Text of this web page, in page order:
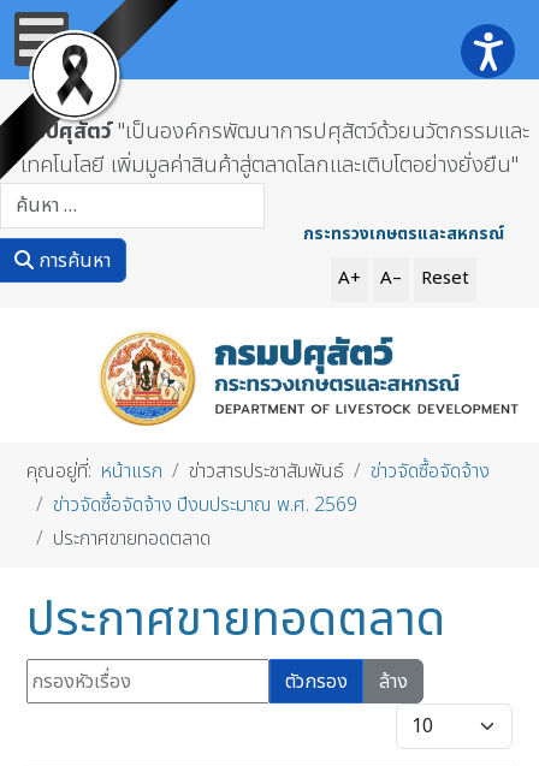
กรมปศุสัตว์"เป็นองค์กรพัฒนาการปศุสัตว์ด้วยนวัตกรรมและ
เทคโนโลยี เพิ่มมูลค่าสินค้าสู่ตลาดโลกและเติบโตอย่างยั่งยืน"
การค้นหา
กระทรวงเกษตรและสหกรณ์
A+ A– Reset
คุณอยู่ที่: หน้าแรก ข่าวสารประชาสัมพันธ์
ข่าวจัดซื้อจัดจ้าง
ข่าวจัดซื้อจัดจ้าง ปีงบประมาณ พ.ศ. 2569
ประกาศขายทอดตลาด
ประกาศขายทอดตลาด
กรองหัวเรื่อง ตัวกรอง
ล้าง
แสดง #